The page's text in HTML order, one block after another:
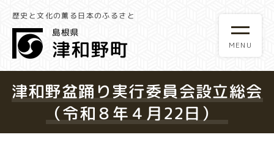
歴史と文化の薫る日本のふるさと
津和野盆踊り実行委員会設立総会
（令和８年４月22日）